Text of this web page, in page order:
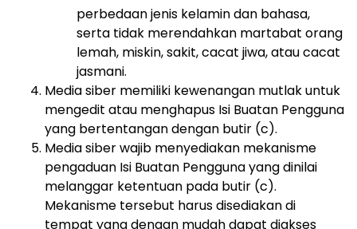
perbedaan jenis kelamin dan bahasa,
serta tidak merendahkan martabat orang
lemah, miskin, sakit, cacat jiwa, atau cacat
jasmani.
Media siber memiliki kewenangan mutlak untuk
mengedit atau menghapus Isi Buatan Pengguna
yang bertentangan dengan butir (c).
Media siber wajib menyediakan mekanisme
pengaduan Isi Buatan Pengguna yang dinilai
melanggar ketentuan pada butir (c).
Mekanisme tersebut harus disediakan di
tempat yang dengan mudah dapat diakses